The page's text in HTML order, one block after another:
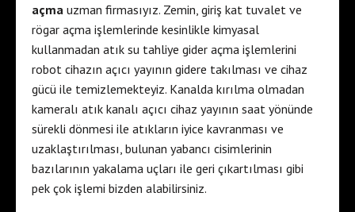
açma uzman firmasıyız. Zemin, giriş kat tuvalet ve
rögar açma işlemlerinde kesinlikle kimyasal
kullanmadan atık su tahliye gider açma işlemlerini
robot cihazın açıcı yayının gidere takılması ve cihaz
gücü ile temizlemekteyiz. Kanalda kırılma olmadan
kameralı atık kanalı açıcı cihaz yayının saat yönünde
sürekli dönmesi ile atıkların iyice kavranması ve
uzaklaştırılması, bulunan yabancı cisimlerinin
bazılarının yakalama uçları ile geri çıkartılması gibi
pek çok işlemi bizden alabilirsiniz.